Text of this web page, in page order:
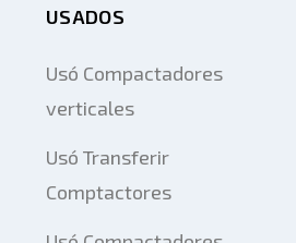
USADOS
Usó Compactadores
verticales
Usó Transferir
Comptactores